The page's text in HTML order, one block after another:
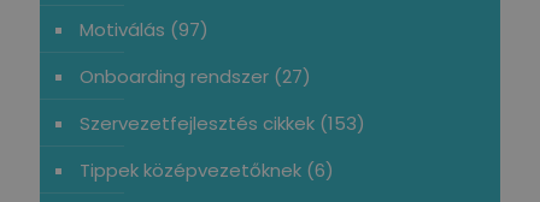
Motiválás (97)
Onboarding rendszer (27)
Szervezetfejlesztés cikkek (153)
Tippek középvezetőknek (6)